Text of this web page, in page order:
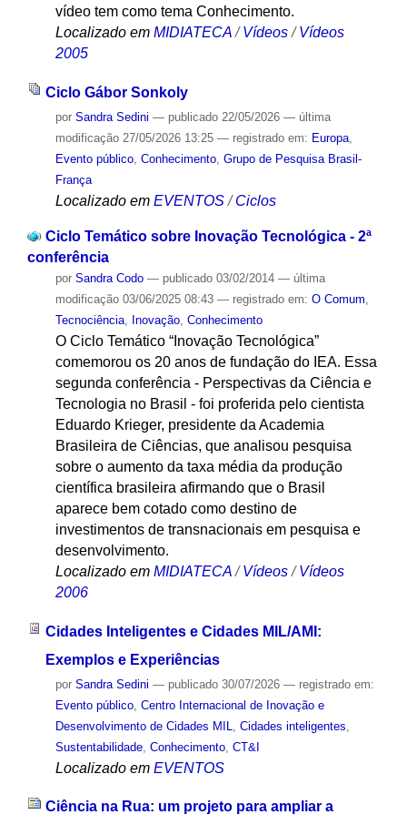
vídeo tem como tema Conhecimento.
Localizado em MIDIATECA / Vídeos / Vídeos
2005
Ciclo Gábor Sonkoly
por Sandra Sedini — publicado22/05/2026 — última
modificação27/05/2026 13:25 — registrado em: Europa,
Evento público, Conhecimento, Grupo de Pesquisa Brasil-
França
Localizado em EVENTOS /Ciclos
Ciclo Temático sobre Inovação Tecnológica - 2ª
conferência
por Sandra Codo — publicado03/02/2014 — última
modificação03/06/2025 08:43 — registrado em: O Comum
Tecnociência, Inovação, Conhecimento
O Ciclo Temático “Inovação Tecnológica”
comemorou os 20 anos de fundação do IEA. Essa
segunda conferência - Perspectivas da Ciência e
Tecnologia no Brasil - foi proferida pelo cientista
Eduardo Krieger, presidente da Academia
Brasileira de Ciências, que analisou pesquisa
sobre o aumento da taxa média da produção
científica brasileira afirmando que o Brasil
aparece bem cotado como destino de
investimentos de transnacionais em pesquisa e
desenvolvimento.
Localizado em MIDIATECA /Vídeos /Vídeos
2006
Cidades Inteligentes e Cidades MIL/AMI:
Exemplos e Experiências
por Sandra Sedini — publicado30/07/2026 — registrado em:
Evento público, Centro Internacional de Inovação e
Desenvolvimento de Cidades MIL
Cidades inteligentes
Sustentabilidade, Conhecimento, CT&I
Localizado em EVENTOS
Ciência na Rua: um projeto para ampliar a